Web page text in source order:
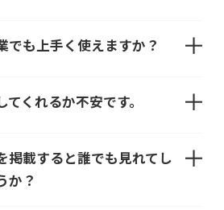
でも上手く使えますか？
くれるか不安です。
掲載すると誰でも見れてし
か？